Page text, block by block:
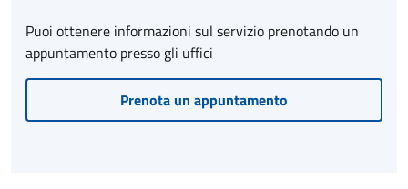
Puoi ottenere informazioni sul servizio prenotando un
appuntamento presso gli uffici
Prenota un appuntamento